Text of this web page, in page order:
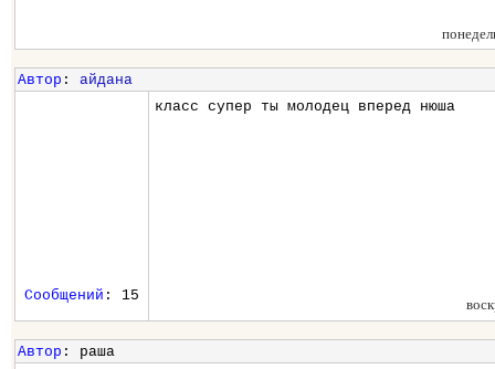
Автор : айдана
класс супер ты молодец вперед нюша
Сообщений : 15
Автор : раша